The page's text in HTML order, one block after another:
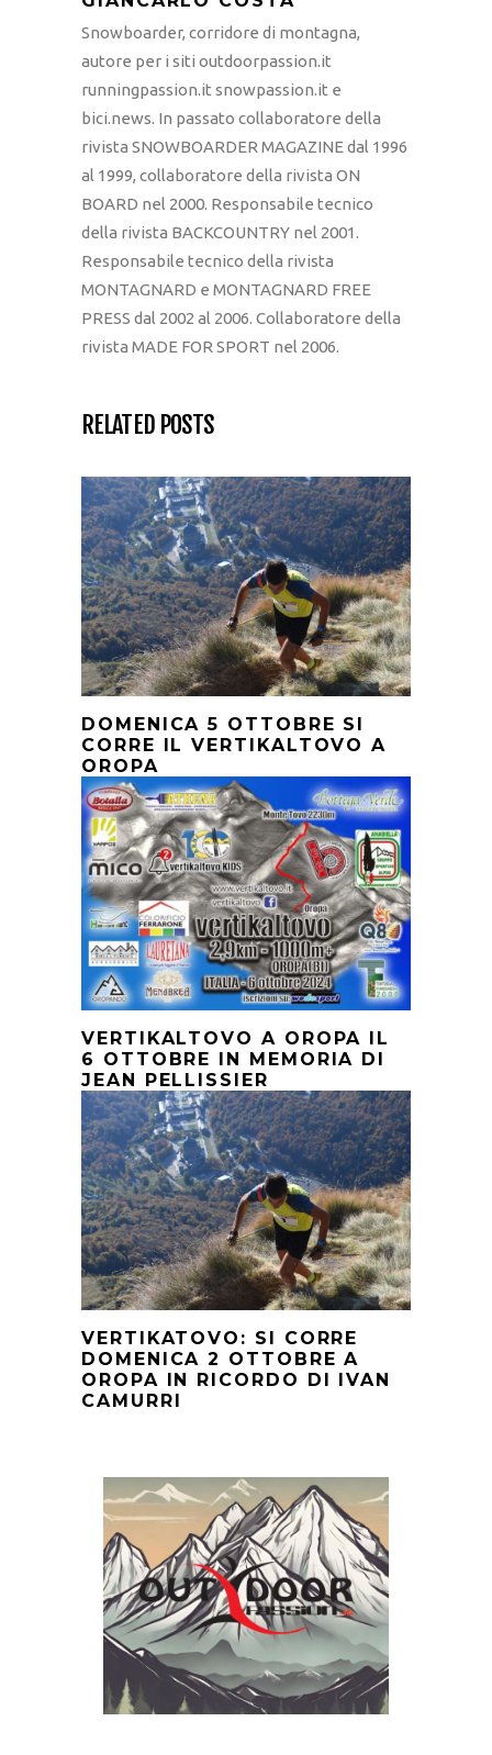
Snowboarder, corridore di montagna,
autore per i siti outdoorpassion.it
runningpassion.it snowpassion.it e
bici.news. In passato collaboratore della
rivista SNOWBOARDER MAGAZINE dal 1996
al 1999, collaboratore della rivista ON
BOARD nel 2000. Responsabile tecnico
della rivista BACKCOUNTRY nel 2001.
Responsabile tecnico della rivista
MONTAGNARD e MONTAGNARD FREE
PRESS dal 2002 al 2006. Collaboratore della
rivista MADE FOR SPORT nel 2006.
RELATED POSTS
DOMENICA 5 OTTOBRE SI
CORRE IL VERTIKALTOVO A
OROPA
VERTIKALTOVO A OROPA IL
6 OTTOBRE IN MEMORIA DI
JEAN PELLISSIER
VERTIKATOVO: SI CORRE
DOMENICA 2 OTTOBRE A
OROPA IN RICORDO DI IVAN
CAMURRI